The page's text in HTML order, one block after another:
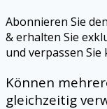
Abonnieren Sie
& erhalten Sie
und verpassen
Können
gleichzeitig